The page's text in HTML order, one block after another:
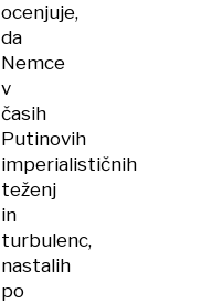
ocenjuje,
da
Nemce
v
časih
Putinovih
imperialističnih
teženj
in
turbulenc,
nastalih
po